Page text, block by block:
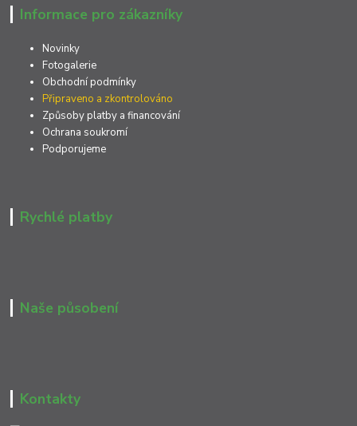
Informace pro zákazníky
Novinky
Fotogalerie
Obchodní podmínky
Připraveno a zkontrolováno
Způsoby platby a financování
Ochrana soukromí
Podporujeme
Rychlé platby
Naše působení
Kontakty